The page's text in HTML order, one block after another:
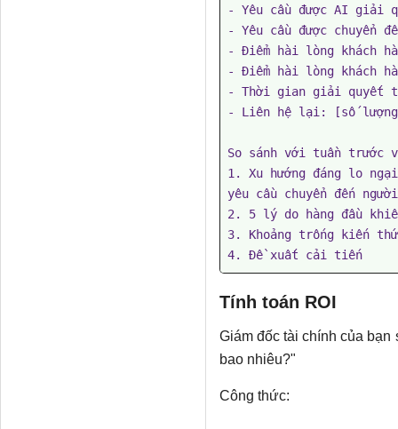
- Yêu cầu được AI giải
- Yêu cầu được chuyển
- Điểm hài lòng khách
- Điểm hài lòng khách
- Thời gian giải quyết
- Liên hệ lại: [số
So sánh với tuần trước
1. Xu hướng đáng lo
yêu cầu chuyển đến
2. 5 lý do hàng đầu
3. Khoảng trống kiến
4. Đề xuất cải tiến
Tính toán ROI
Giám đốc tài chính của
bao nhiêu?"
Công thức: